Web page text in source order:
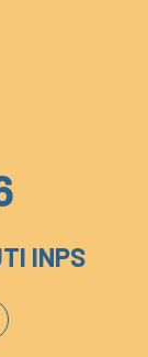
INPS